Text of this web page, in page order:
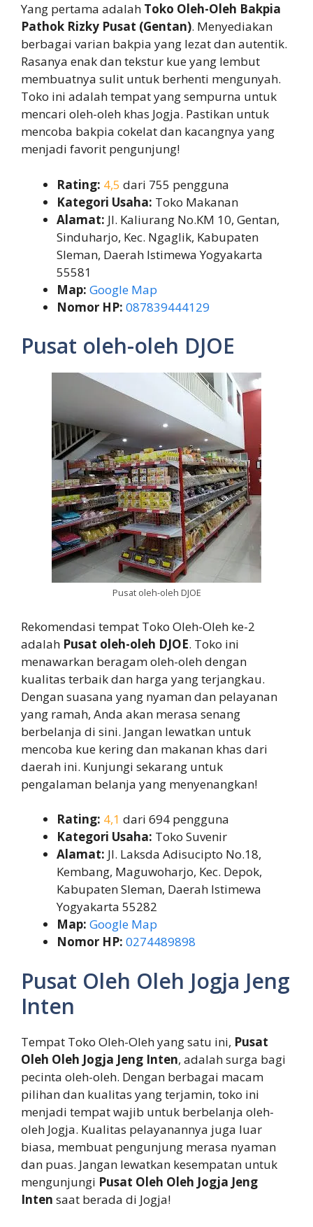
Yang pertama adalah Toko Oleh-Oleh Bakpia
Pathok Rizky Pusat (Gentan). Menyediakan
berbagai varian bakpia yang lezat dan autentik.
Rasanya enak dan tekstur kue yang lembut
membuatnya sulit untuk berhenti mengunyah.
Toko ini adalah tempat yang sempurna untuk
mencari oleh-oleh khas Jogja. Pastikan untuk
mencoba bakpia cokelat dan kacangnya yang
menjadi favorit pengunjung!
Rating: 4,5 dari 755 pengguna
Kategori Usaha: Toko Makanan
Alamat: Jl. Kaliurang No.KM 10, Gentan,
Sinduharjo, Kec. Ngaglik, Kabupaten
Sleman, Daerah Istimewa Yogyakarta
55581
Map: Google Map
Nomor HP: 087839444129
Pusat oleh-oleh DJOE
Pusat oleh-oleh DJOE
Rekomendasi tempat Toko Oleh-Oleh ke-2
adalah Pusat oleh-oleh DJOE. Toko ini
menawarkan beragam oleh-oleh dengan
kualitas terbaik dan harga yang terjangkau.
Dengan suasana yang nyaman dan pelayanan
yang ramah, Anda akan merasa senang
berbelanja di sini. Jangan lewatkan untuk
mencoba kue kering dan makanan khas dari
daerah ini. Kunjungi sekarang untuk
pengalaman belanja yang menyenangkan!
Rating: 4,1 dari 694 pengguna
Kategori Usaha: Toko Suvenir
Alamat: Jl. Laksda Adisucipto No.18,
Kembang, Maguwoharjo, Kec. Depok,
Kabupaten Sleman, Daerah Istimewa
Yogyakarta 55282
Map: Google Map
Nomor HP: 0274489898
Pusat Oleh Oleh Jogja Jeng
Inten
Tempat Toko Oleh-Oleh yang satu ini, Pusat
Oleh Oleh Jogja Jeng Inten, adalah surga bagi
pecinta oleh-oleh. Dengan berbagai macam
pilihan dan kualitas yang terjamin, toko ini
menjadi tempat wajib untuk berbelanja oleh-
oleh Jogja. Kualitas pelayanannya juga luar
biasa, membuat pengunjung merasa nyaman
dan puas. Jangan lewatkan kesempatan untuk
mengunjungi Pusat Oleh Oleh Jogja Jeng
Inten saat berada di Jogja!